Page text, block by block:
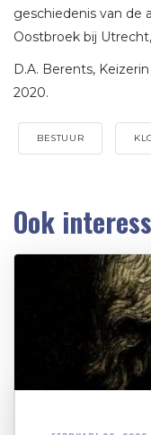
geschiedenis van de
Oostbroek bij
D.A. Berents,
2020.
BESTUUR
Ook